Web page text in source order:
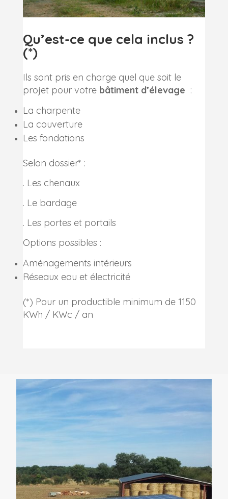
Qu’est-ce que cela inclus ?
(*)
Ils sont pris en charge quel que soit le
projet pour votrebâtiment d’élevage :
La charpente
La couverture
Les fondations
Selon dossier* :
. Les chenaux
. Le bardage
. Les portes et portails
Options possibles :
Aménagements intérieurs
Réseaux eau et électricité
(*) Pour un productible minimum de 1150
KWh / KWc / an